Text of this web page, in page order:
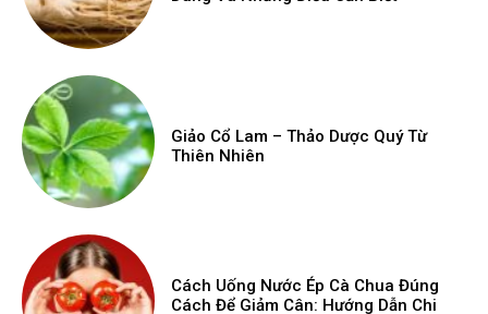
Giảo Cổ Lam – Thảo Dược Quý Từ
Thiên Nhiên
Cách Uống Nước Ép Cà Chua Đúng
Cách Để Giảm Cân: Hướng Dẫn Chi